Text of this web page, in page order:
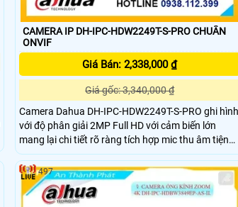
CAMERA IP DH-IPC-HDW2249T-S-PRO CHUẨN
ONVIF
Giá Bán: 2,338,000 ₫
Giá gốc: 3,340,000 ₫
Camera Dahua DH-IPC-HDW2249T-S-PRO ghi hình
với độ phân giải 2MP Full HD với cảm biến lớn
mang lại chi tiết rõ ràng tích hợp mic thu âm tiện
theo dõi cả hình ảnh lẫn âm thanh hỗ trợ hồng
ngoại ánh sáng ấm 30m cho màu sắc trung thực
ban đêm cùng AI SMD Plus giảm báo động giả
phân biệt người và xe hiệu quả
497